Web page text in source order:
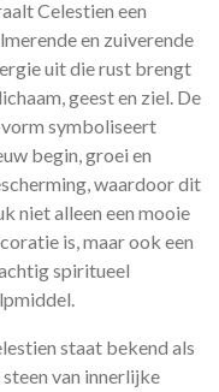
Celestien een
en zuiverende
uit die rust brengt
geest en ziel. De
symboliseert
begin, groei en
waardoor dit
niet alleen een mooie
is, maar ook een
spiritueel
staat bekend als
steen van innerlijke